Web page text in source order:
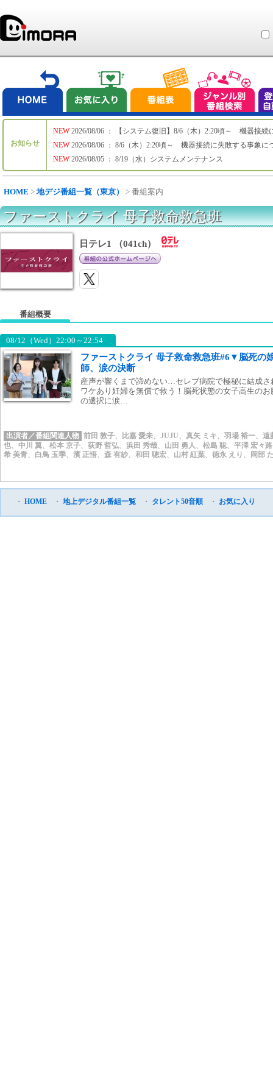
お知らせ
NEW
NEW
NEW
2026/08/06 ： 【システム復旧】8/6（木）2:20頃～ 機器接続
2026/08/06 ： 8/6（木）2:20頃～ 機器接続に失敗する事象に
2026/08/05 ： 8/19（水）システムメンテナンス
HOME > 地デジ番組一覧（東京） > 番組案内
ファーストクライ 母子救命救急班
日テレ1 （041ch）
番組概要
08/12（Wed）22:00～22:54
ファーストクライ 母子救命救急班#6▼脳死の
師、涙の決断
産声が響くまで諦めない…セレブ病院で極秘に結成
ワケあり妊婦を無償で救う！脳死状態の女子高生の
の選択に涙…
出演者／番組関連人物 前田 敦子、 比嘉 愛未、 JUJU、 真矢 ミキ、 羽場 裕一、 遠
也、 中川 翼、 松本 京子、 荻野 哲弘、 浜田 秀哉、 山田 勇人、 松島 聡、 平澤 宏々路
希 美青、 白鳥 玉季、 濱 正悟、 森 有紗、 和田 聰宏、 山村 紅葉、 徳永 えり 、 岡部
・ HOME ・ 地上デジタル番組一覧 ・ タレント50音順 ・ お気に入り